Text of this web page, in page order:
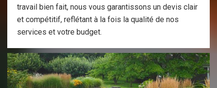
travail bien fait, nous vous garantissons un devis clair
et compétitif, reflétant à la fois la qualité de nos
services et votre budget.